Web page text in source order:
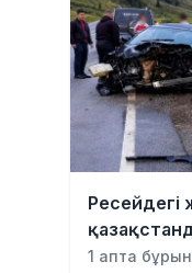
Ресейдегі
1 апта